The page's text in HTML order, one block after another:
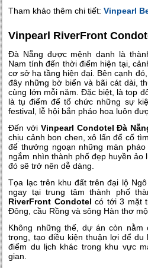
Tham khảo thêm chi tiết:Vinpearl
Vinpearl RiverFront
Đà Nẵng được mệnh danh là
Nam tính đến thời điểm hiện tại,
cơ sở hạ tầng hiện đại. Bên cạnh
đây những bờ biển và bãi cát dài,
cùng lớn mỗi năm. Đặc biệt, là top
là tụ điểm để tổ chức những sự
festival, lễ hội bắn pháo hoa luôn
Đến với Vinpearl Condotel Đà
chịu cảnh bon chen, xô lấn để cố
để thưởng ngoạn những màn
ngắm nhìn thành phố đẹp huyền ảo
đó sẽ trở nên dễ dàng.
Tọa lạc trên khu đất trên đại lộ
ngay tại trung tâm thành phố
RiverFront Condotel có tới 3 mặt
Đông, cầu Rồng và sông Hàn thơ
Không những thế, dự án còn nằm
trọng, tạo điều kiện thuận lợi để du
điểm du lịch khác trong khu vực
gian.